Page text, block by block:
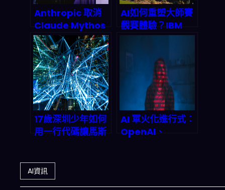
Anthropic 取消
Claude Mythos
發布：AI 安全評估
真的在變硬了嗎？
AI如何重塑大師賽
觀賽體驗？IBM
watsonx打造高
爾夫球迷互動新標
17歲深圳少年如何
用一行代碼讓馬斯
Residuals突破AI
底層架構
AI 軍火化進行式：
OpenAI、
AI資訊